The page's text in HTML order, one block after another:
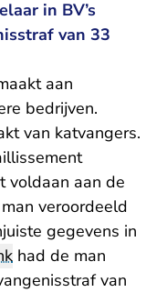
in BV’s
van 33
aan
bedrijven.
van katvangers.
voldaan aan de
veroordeeld
gegevens in
had de man
van